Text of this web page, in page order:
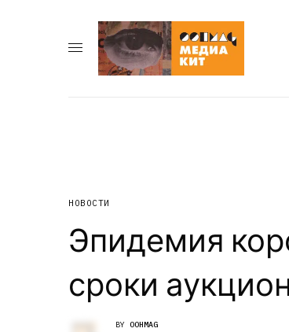
НОВОСТИ
Эпидемия
сроки
BY OOHMAG